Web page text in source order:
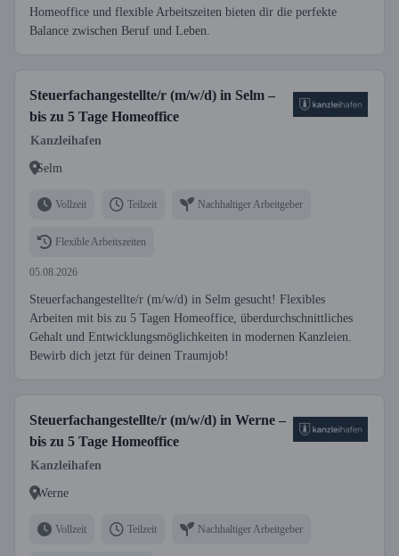
Homeoffice und flexible Arbeitszeiten bieten dir die perfekte
Balance zwischen Beruf und Leben.
Steuerfachangestellte/r (m/w/d) in Selm –
bis zu 5 Tage Homeoffice
Kanzleihafen
Selm
Vollzeit Teilzeit Nachhaltiger Arbeitgeber
Flexible Arbeitszeiten
05.08.2026
Steuerfachangestellte/r (m/w/d) in Selm gesucht! Flexibles
Arbeiten mit bis zu 5 Tagen Homeoffice, überdurchschnittliches
Gehalt und Entwicklungsmöglichkeiten in modernen Kanzleien.
Bewirb dich jetzt für deinen Traumjob!
Steuerfachangestellte/r (m/w/d) in Werne –
bis zu 5 Tage Homeoffice
Kanzleihafen
Werne
Vollzeit Teilzeit Nachhaltiger Arbeitgeber